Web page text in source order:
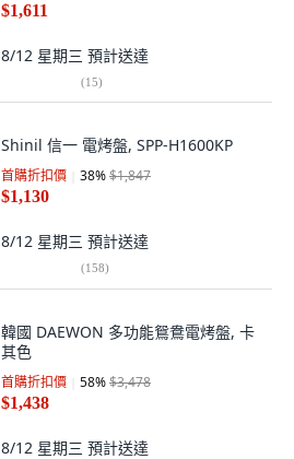
$1,611
8/12 星期三 預計送達
(15)
Shinil 信一 電烤盤, SPP-H1600KP
首購折扣價 38%$1,847
$1,130
8/12 星期三 預計送達
(158)
韓國 DAEWON 多功能鴛鴦電烤盤, 卡
其色
首購折扣價 58%$3,478
$1,438
8/12 星期三 預計送達